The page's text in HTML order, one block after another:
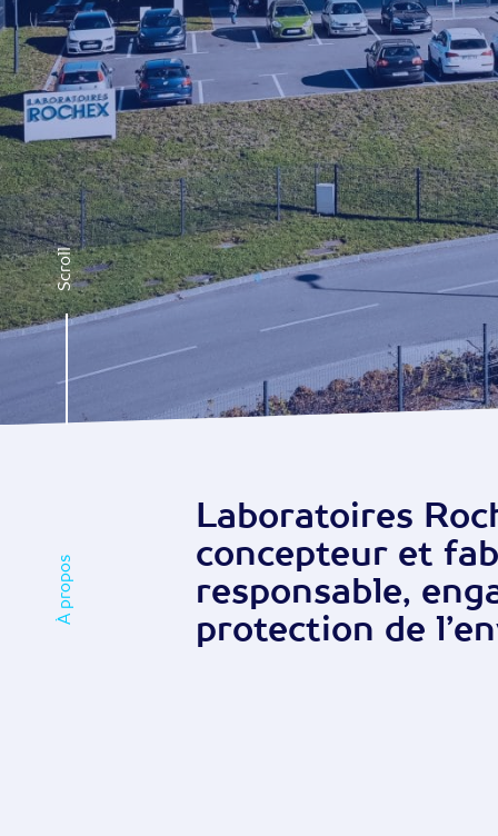
Scroll
À propos
Laboratoires
concepteur et
responsable,
protection de